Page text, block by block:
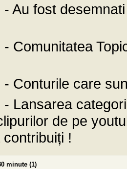
Au fost
- Comunitatea
- Conturile care
- Lansarea
de pe
!
minute (1)